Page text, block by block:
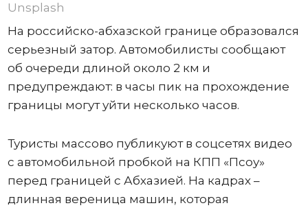
Unsplash
На российско-абхазской границе образовался
серьезный затор. Автомобилисты сообщают
об очереди длиной около 2 км и
предупреждают: в часы пик на прохождение
границы могут уйти несколько часов.
Туристы массово публикуют в соцсетях видео
с автомобильной пробкой на КПП «Псоу»
перед границей с Абхазией. На кадрах –
длинная вереница машин, которая